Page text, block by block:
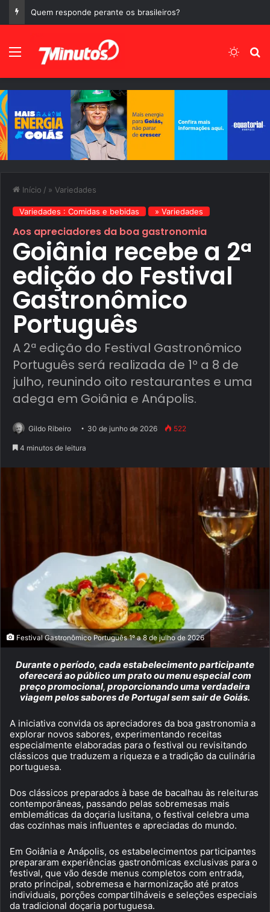
Manchetes do Dia 05 de Agosto de 2026, Quarta-Feira
Menu
Início / » Variedades
Variedades : Comidas e bebidas » Variedades
Aos apreciadores da boa gastronomia
Goiânia recebe a 2ª
edição do Festival
Gastronômico
Português
A 2ª edição do Festival Gastronômico
Português será realizada de 1º a 8 de
julho, reunindo oito restaurantes e uma
adega em Goiânia e Anápolis.
Gildo Ribeiro 30 de junho de 2026 522
4 minutos de leitura
Festival Gastronômico Português 1º a 8 de julho de 2026
Durante o período, cada estabelecimento participante
oferecerá ao público um prato ou menu especial com
preço promocional, proporcionando uma verdadeira
viagem pelos sabores de Portugal sem sair de Goiás.
A iniciativa convida os apreciadores da boa gastronomia a
explorar novos sabores, experimentando receitas
especialmente elaboradas para o festival ou revisitando
clássicos que traduzem a riqueza e a tradição da culinária
portuguesa.
Dos clássicos preparados à base de bacalhau às releituras
contemporâneas, passando pelas sobremesas mais
emblemáticas da doçaria lusitana, o festival celebra uma
das cozinhas mais influentes e apreciadas do mundo.
Em Goiânia e Anápolis, os estabelecimentos participantes
prepararam experiências gastronômicas exclusivas para o
festival, que vão desde menus completos com entrada,
prato principal, sobremesa e harmonização até pratos
individuais, porções compartilháveis e seleções especiais
da tradicional doçaria portuguesa.